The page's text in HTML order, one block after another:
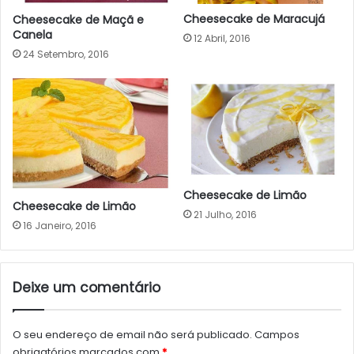
Cheesecake de Maçã e
Canela
24 Setembro, 2016
Cheesecake de Maracujá
12 Abril, 2016
Cheesecake de Limão
16 Janeiro, 2016
Cheesecake de Limão
21 Julho, 2016
Deixe um comentário
O seu endereço de email não será publicado. Campos